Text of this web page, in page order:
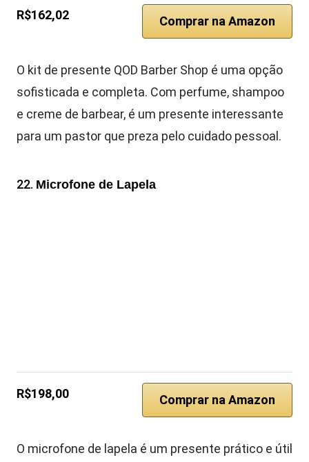
R$162,02 Comprar na Amazon
O kit de presente QOD Barber Shop é uma opção
sofisticada e completa. Com perfume, shampoo
e creme de barbear, é um presente interessante
para um pastor que preza pelo cuidado pessoal.
22. Microfone de Lapela
R$198,00 Comprar na Amazon
O microfone de lapela é um presente prático e útil